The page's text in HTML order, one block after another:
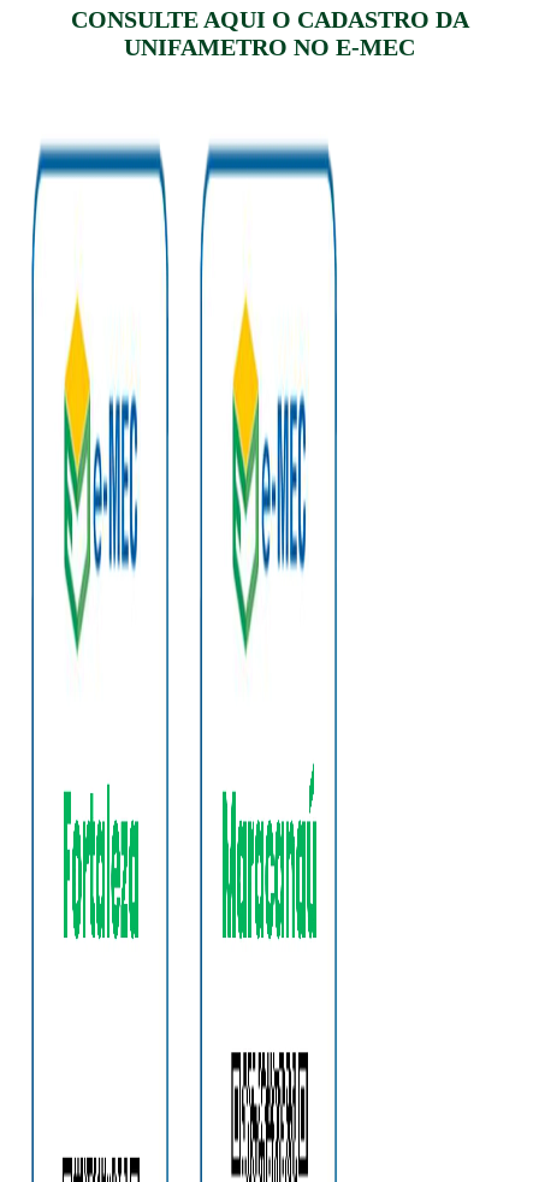
CONSULTE AQUI O CADASTRO DA
UNIFAMETRO NO E-MEC